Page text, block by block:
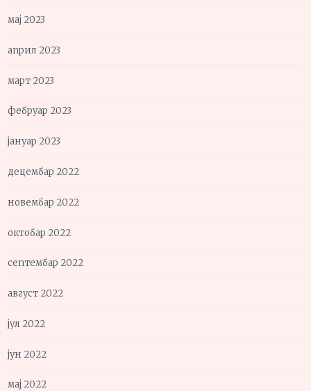
мај 2023
април 2023
март 2023
фебруар 2023
јануар 2023
децембар 2022
новембар 2022
октобар 2022
септембар 2022
август 2022
јул 2022
јун 2022
мај 2022